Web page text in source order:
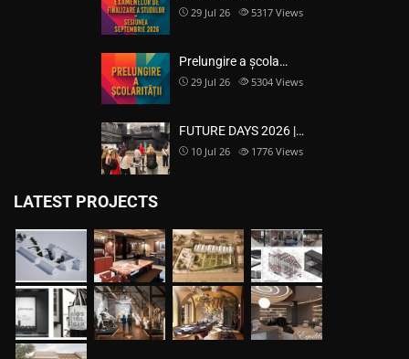
29 Jul 26 5317 Views
Prelungire a școla…
29 Jul 26 5304 Views
FUTURE DAYS 2026 |…
10 Jul 26 1776 Views
LATEST PROJECTS